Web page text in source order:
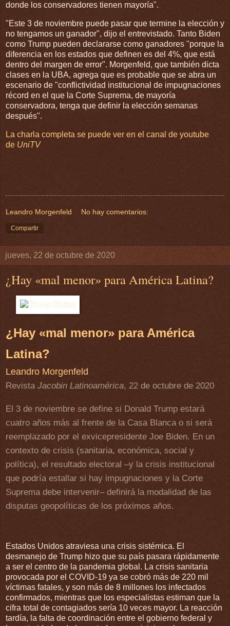
donde los conservadores tienen mayoría".
"Este 3 de noviembre puede pasar que termine la elección y
no tengamos un ganador", dijo el entrevistado. Tanto Biden
como Trump pueden declararse como ganadores "porque la
diferencia en los estados que definen es del 4%, que está
dentro del margen de error". Morgenfeld, que también dicta
clases en la UBA, agrega que es probable que se abra un
escenario de "conflictividad institucional de impugnaciones
récord en el que la Corte Suprema, de mayoría
conservadora, tenga que definir la elección semanas
después".
La charla completa se puede ver en el canal de youtube
de UniTV
Leandro Morgenfeld No hay comentarios:
Compartir
jueves, 22 de octubre de 2020
¿Hay «mal menor» para América Latina?
¿Hay «mal menor» para América
Latina?
Leandro Morgenfeld
Revista Jacobin Latinoamérica, 22 de octubre de 2020
El 3 de noviembre se define si Donald Trump estará
cuatro años más al frente de la Casa Blanca o si será
reemplazado por el exvicepresidente Joe Biden. En un
contexto de crisis (sanitaria, económica, social y
política), el resultado electoral –y la crisis institucional
que podría estallar si hay impugnaciones y la Corte
Suprema debe intervenir– definirá la modalidad de las
disputas geopolíticas de los próximos años.
Estados Unidos atraviesa una crisis sistémica. El
desmanejo de Trump hizo que su país pasara rápidamente
a ser el centro de la pandemia global. La crisis sanitaria
provocada por el COVID-19 ya se cobró más de 220 mil
víctimas fatales, y son más de 8 millones los infectados
confirmados, mientras que los especialistas estiman que la
cifra total de contagiados sería 10 veces mayor. La reacción
tardía, la falta de coordinación entre el gobierno federal y